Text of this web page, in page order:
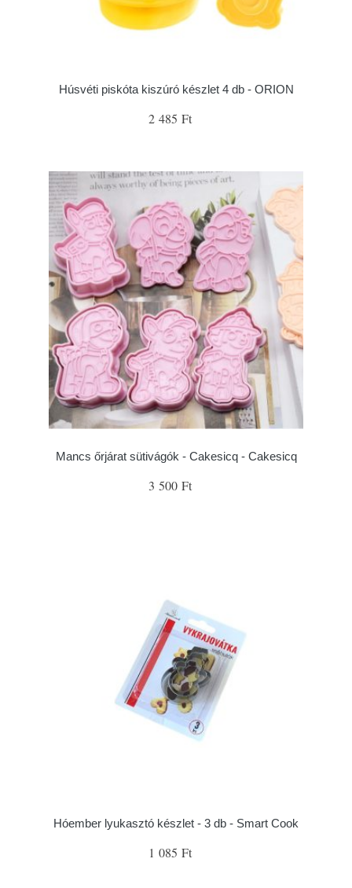
Húsvéti piskóta kiszúró készlet 4 db - ORION
2 485 Ft
Mancs őrjárat sütivágók - Cakesicq - Cakesicq
3 500 Ft
Hóember lyukasztó készlet - 3 db - Smart Cook
1 085 Ft